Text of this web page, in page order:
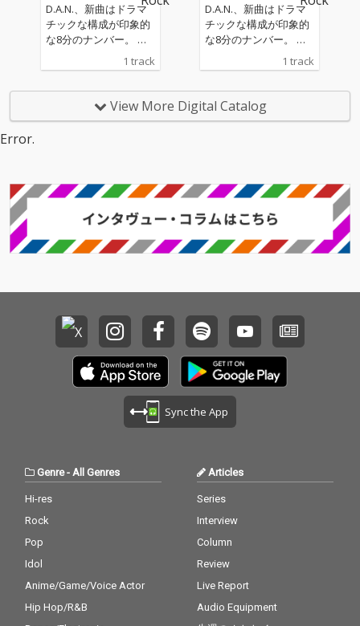
D.A.N.、新曲はドラマ
チックな構成が印象的
な8分のナンバー。 ミ
ックスは前作の「Dayd
reaming」同様、アデ
ディングによりグラミ
ー賞を受賞したエンジ
ー受賞歴を持つエンジ
ンが担当した。
1 track
D.A.N.、新曲はドラマ
チックな構成が印象的
な8分のナンバー。 ミ
ックスは前作の「Dayd
reaming」同様、アデ
ディングによりグラミ
ー賞を受賞したエンジ
ー受賞歴を持つエンジ
ンが担当した。
1 track
View More Digital Catalog
Error.
Sync the App
Genre- All Genres
Hi-res
Rock
Pop
Idol
Anime/Game/Voice Actor
Hip Hop/R&B
Articles
Series
Interview
Column
Review
Live Report
Audio Equipment